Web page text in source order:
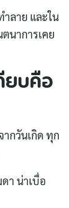
ำลาย และใน
นาการเคย
ยบคือ
กวันเกิด ทุก
า น่าเบื่อ